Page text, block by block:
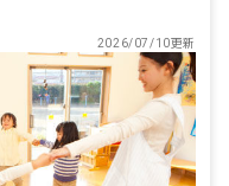
2026/07/10更新